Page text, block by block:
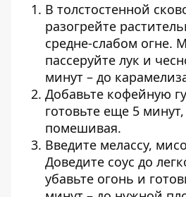
В толстостенной
разогрейте
средне-слабом огне.
пассеруйте лук и
минут – до
Добавьте кофейную
готовьте еще 5
помешивая.
Введите мелассу,
Доведите соус до
убавьте огонь и